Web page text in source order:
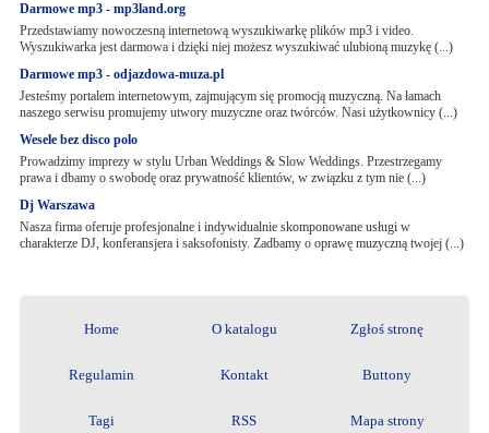
Darmowe mp3 - mp3land.org
Przedstawiamy nowoczesną internetową wyszukiwarkę plików mp3 i video.
Wyszukiwarka jest darmowa i dzięki niej możesz wyszukiwać ulubioną muzykę (...)
Darmowe mp3 - odjazdowa-muza.pl
Jesteśmy portalem internetowym, zajmującym się promocją muzyczną. Na łamach
naszego serwisu promujemy utwory muzyczne oraz twórców. Nasi użytkownicy (...)
Wesele bez disco polo
Prowadzimy imprezy w stylu Urban Weddings & Slow Weddings. Przestrzegamy
prawa i dbamy o swobodę oraz prywatność klientów, w związku z tym nie (...)
Dj Warszawa
Nasza firma oferuje profesjonalne i indywidualnie skomponowane usługi w
charakterze DJ, konferansjera i saksofonisty. Zadbamy o oprawę muzyczną twojej (...)
Home O katalogu Zgłoś stronę
Regulamin Kontakt Buttony
Tagi RSS Mapa strony